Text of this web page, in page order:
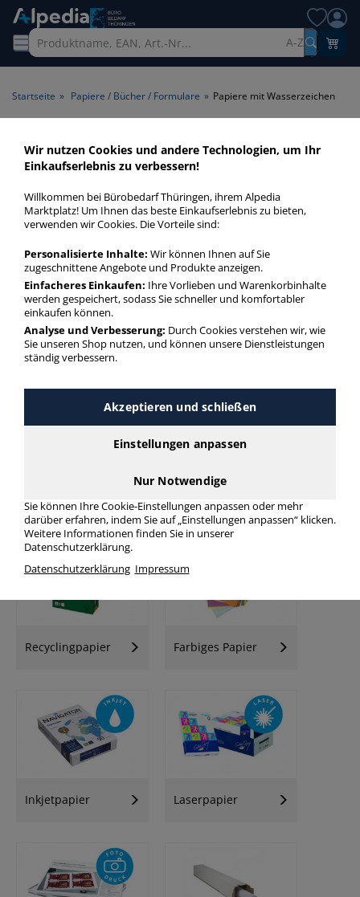
A-Z
Startseite » Papiere / Bücher / Formulare » Papiere mit Wasserzeichen
Papiere mit Wasserzeichen >
Eigenschaft mit
Wasserzeichen
Papiere mit Wasserzeichen in bester Qualität zum günstigen
Preis. Finden Sie schnell Papiere mit Wasserzeichen mit
unserer Filter-Funktion.
Papiere mit Wasserzeichen
mehr Infos zur Kategorie
Kopierpapier
Palette
Recyclingpapier Farbiges Papier
Inkjetpapier Laserpapier
Wir nutzen Cookies und andere Technologien, um Ihr
Einkaufserlebnis zu verbessern!
Willkommen bei Bürobedarf Thüringen, ihrem Alpedia
Marktplatz! Um Ihnen das beste Einkaufserlebnis zu bieten,
verwenden wir Cookies. Die Vorteile sind:
Personalisierte Inhalte: Wir können Ihnen auf Sie
zugeschnittene Angebote und Produkte anzeigen.
Einfacheres Einkaufen: Ihre Vorlieben und Warenkorbinhalte
werden gespeichert, sodass Sie schneller und komfortabler
einkaufen können.
Analyse und Verbesserung: Durch Cookies verstehen wir, wie
Sie unseren Shop nutzen, und können unsere Dienstleistungen
ständig verbessern.
Akzeptieren und schließen
Einstellungen anpassen
Nur Notwendige
Sie können Ihre Cookie-Einstellungen anpassen oder mehr
darüber erfahren, indem Sie auf „Einstellungen anpassen“ klicken.
Weitere Informationen finden Sie in unserer
Datenschutzerklärung.
Datenschutzerklärung Impressum